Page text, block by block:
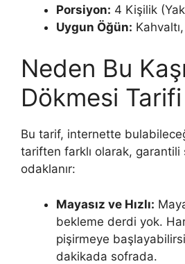
Porsiyon: 4 Kişilik
Uygun Öğün:
Neden Bu
Dökmesi
Bu tarif, internette
tariften farklı olarak, garantili
odaklanır:
Mayasız ve Hızlı:
bekleme derdi yok.
pişirmeye
dakikada sofrada.